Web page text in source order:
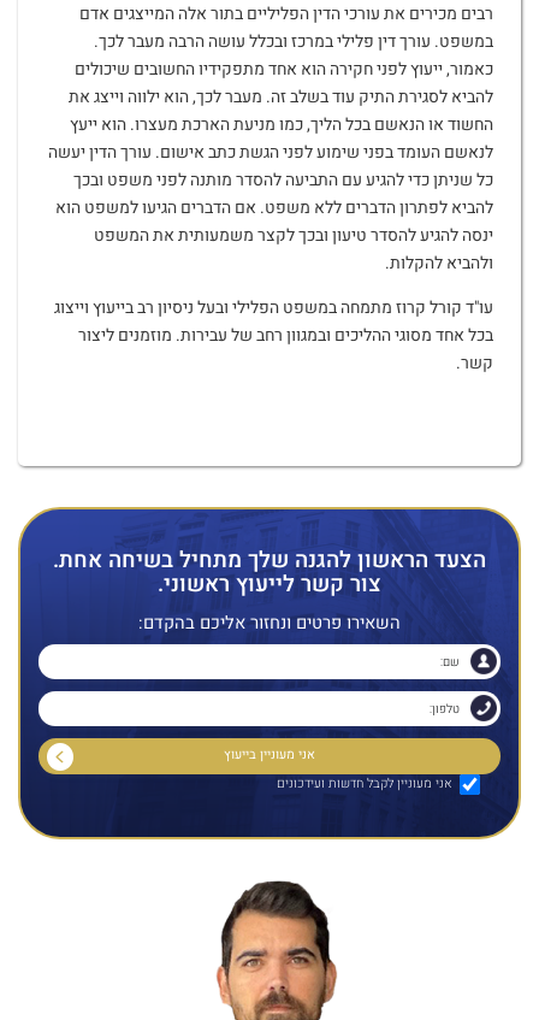
רבים מכירים את עורכי הדין הפליליים בתור אלה המייצגים אדם
במשפט. עורך דין פלילי במרכז ובכלל עושה הרבה מעבר לכך.
כאמור, ייעוץ לפני חקירה הוא אחד מתפקידיו החשובים שיכולים
להביא לסגירת התיק עוד בשלב זה. מעבר לכך, הוא ילווה וייצג את
החשוד או הנאשם בכל הליך, כמו מניעת הארכת מעצרו. הוא ייעץ
לנאשם העומד בפני שימוע לפני הגשת כתב אישום. עורך הדין יעשה
כל שניתן כדי להגיע עם התביעה להסדר מותנה לפני משפט ובכך
להביא לפתרון הדברים ללא משפט. אם הדברים הגיעו למשפט הוא
ינסה להגיע להסדר טיעון ובכך לקצר משמעותית את המשפט
ולהביא להקלות.
עו"ד קורל קרוז מתמחה במשפט הפלילי ובעל ניסיון רב בייעוץ וייצוג
בכל אחד מסוגי ההליכים ובמגוון רחב של עבירות. מוזמנים ליצור
קשר.
הצעד הראשון להגנה שלך מתחיל בשיחה אחת.
צור קשר לייעוץ ראשוני.
השאירו פרטים ונחזור אליכם בהקדם:
אני מעוניין לקבל חדשות ועידכונים